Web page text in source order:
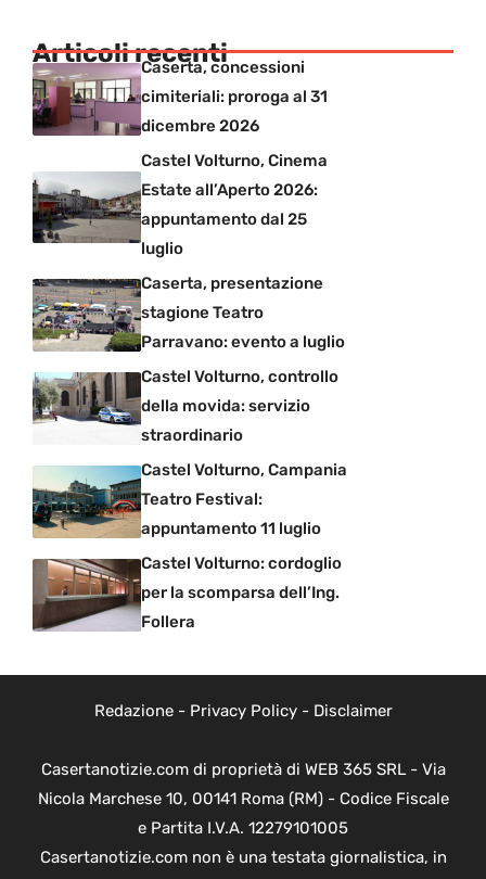
Articoli recenti
Caserta, concessioni
cimiteriali: proroga al 31
dicembre 2026
Castel Volturno, Cinema
Estate all’Aperto 2026:
appuntamento dal 25
luglio
Caserta, presentazione
stagione Teatro
Parravano: evento a luglio
Castel Volturno, controllo
della movida: servizio
straordinario
Castel Volturno, Campania
Teatro Festival:
appuntamento 11 luglio
Castel Volturno: cordoglio
per la scomparsa dell’Ing.
Follera
Redazione- Privacy Policy- Disclaimer
Casertanotizie.com di proprietà di WEB 365 SRL - Via
Nicola Marchese 10, 00141 Roma (RM) - Codice Fiscale
e Partita I.V.A. 12279101005
Casertanotizie.com non è una testata giornalistica, in